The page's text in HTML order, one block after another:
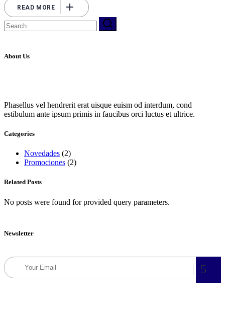
READ MORE
Search
for:
About Us
Phasellus vel hendrerit erat uisque euism od interdum, cond
estibulum ante ipsum primis in faucibus orci luctus et ultrice.
Categories
Novedades (2)
Promociones (2)
Related Posts
No posts were found for provided query parameters.
Newsletter